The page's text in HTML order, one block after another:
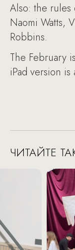
Also: the rules
Naomi Watts,
Robbins.
The February
iPad version is
ЧИТАЙТЕ